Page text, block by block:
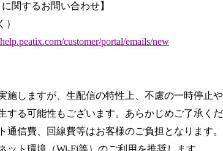
関するお問い合わせ】
customer/portal/emails/new
施しますが、生配信の特性上、不慮の一時停止
する可能性もございます。あらかじめご了承く
通信費、回線費等はお客様のご負担となります